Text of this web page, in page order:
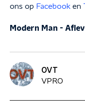
ons op Facebook en
Modern Man -
OVT
VPRO